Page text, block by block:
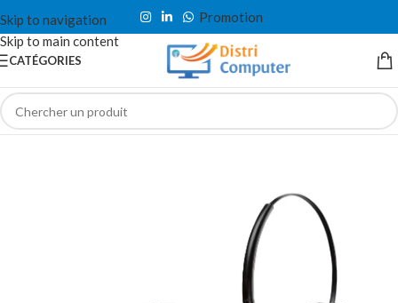
Skip to navigation
Skip to main content
Promotion
CATÉGORIES